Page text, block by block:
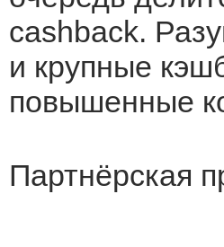
cashback.
и крупные
повышенные
Партнёрская